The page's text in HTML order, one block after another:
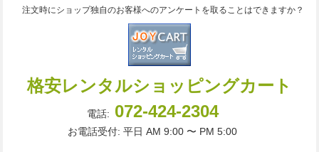
注文時にショップ独自のお客様へのアンケートを取ることはできますか？
格安レンタルショッピングカート
電話: 072-424-2304
お電話受付: 平日 AM 9:00 〜 PM 5:00